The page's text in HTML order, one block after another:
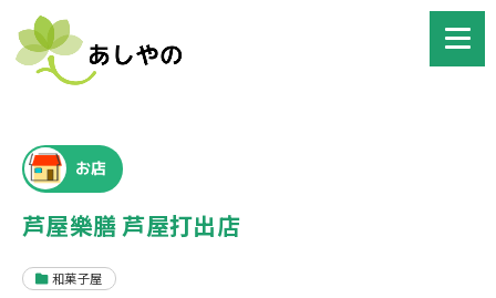
お店
芦屋樂膳 芦屋打出店
和菓子屋